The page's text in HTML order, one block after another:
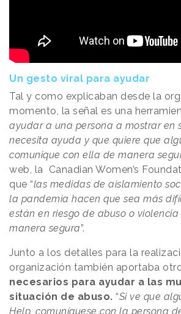
Un gesto viral para ayudar
Tal y como explicaban desde la
momento, la señal es una
ayudar a una persona a mostrar en
necesita ayuda y que quiere que
comunique con ella de manera
web, la Canadian Women’s
que “las medidas de aislamiento
la pandemia hacen que sea más
están en riesgo de abuso o
manera segura”.
Junto a los detalles para la
organización también aportaba
necesarios para ayudar a las
situación de abuso. “Si ve que
Help, comuníquese con la persona